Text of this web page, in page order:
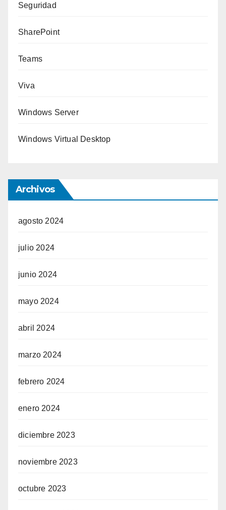
Seguridad
SharePoint
Teams
Viva
Windows Server
Windows Virtual Desktop
Archivos
agosto 2024
julio 2024
junio 2024
mayo 2024
abril 2024
marzo 2024
febrero 2024
enero 2024
diciembre 2023
noviembre 2023
octubre 2023